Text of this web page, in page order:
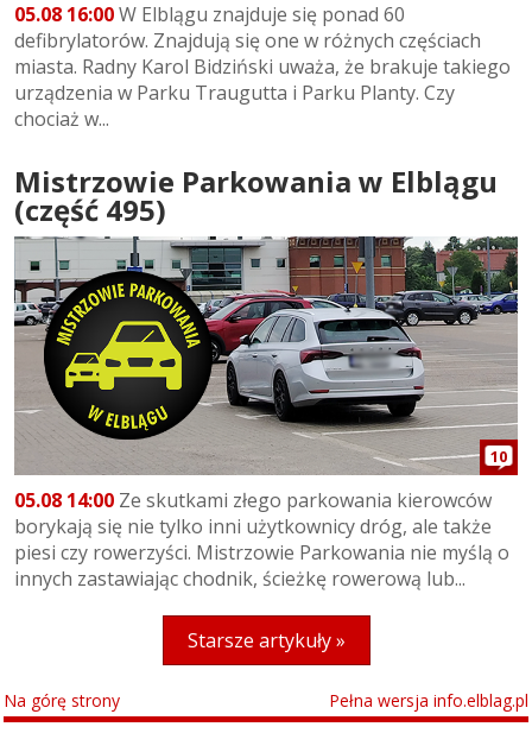
05.08 16:00W Elblągu znajduje się ponad 60
defibrylatorów. Znajdują się one w różnych częściach
miasta. Radny Karol Bidziński uważa, że brakuje takiego
urządzenia w Parku Traugutta i Parku Planty. Czy
chociaż w...
Mistrzowie Parkowania w Elblągu
(część 495)
10
05.08 14:00 Ze skutkami złego parkowania kierowców
borykają się nie tylko inni użytkownicy dróg, ale także
piesi czy rowerzyści. Mistrzowie Parkowania nie myślą o
innych zastawiając chodnik, ścieżkę rowerową lub...
Starsze artykuły »
Na górę strony Pełna wersja info.elblag.pl